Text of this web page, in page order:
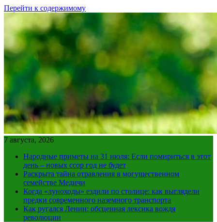
Перейти к содержимому
7 августа, 2026
Народные приметы на 31 июля: Если помириться в этот
день – новых ссор год не будет
Раскрыта тайна отравления в могущественном
семействе Медичи
Когда «луноходы» ездили по столице: как выглядели
предки современного наземного транспорта
Как ругался Ленин: обсценная лексика вождя
революции